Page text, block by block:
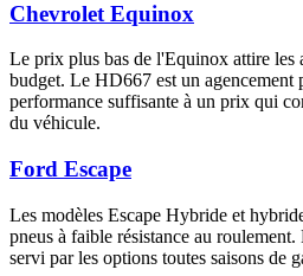
Chevrolet Equinox
Le prix plus bas de l'Equinox attire les
budget. Le HD667 est un
performance suffisante à un prix qui
du véhicule.
Ford Escape
Les modèles Escape Hybride et
pneus à faible résistance au
servi par les options toutes saisons de